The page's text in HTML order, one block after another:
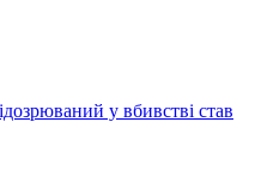
у вбивстві став